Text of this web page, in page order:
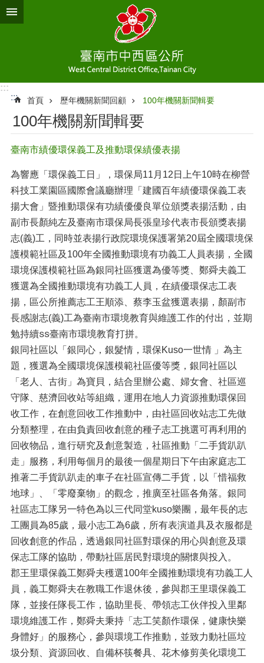
跳到主要內容區塊
:::
:::
首頁 歷年機關新聞回顧 100年機關新聞輯要
100年機關新聞輯要
臺南市績優環保義工及推動環保績優表揚
為響應「環保義工日」，環保局11月12日上午10時在柳營
科技工業園區國際會議廳辦理「建國百年績優環保義工表
揚大會」暨推動環保有功績優優良單位頒獎表揚活動，由
副市長顏純左及臺南市環保局長張皇珍代表市長頒獎表揚
志(義)工，同時並表揚行政院環境保護署第20屆全國環境保
護模範社區及100年全國推動環境有功義工人員表揚，全國
環境保護模範社區為銀同社區獲選為優等獎、鄭舜夫義工
獲選為全國推動環境有功義工人員，在績優環保志工表
揚，區公所推薦志工王順添、蔡李玉盆獲選表揚，顏副市
長感謝志(義)工為臺南市環境教育與維護工作的付出，並期
勉持續臺南市環境教育打拼。
銀同社區以「銀同心，銀髮情，環保Kuso一世情 」為主
題，獲選為全國環境保護模範社區優等獎，銀同社區以
「老人、古街」為寶貝，結合里辦公處、婦女會、社區巡
守隊、慈濟回收站等組織，運用在地人力資源推動環保回
收工作，在創意回收工作推動中，由社區回收站志工先做
分類整理，在由負責回收創意的種子志工挑選可再利用的
回收物品，進行研究及創意製造，社區推動「二手貨趴趴
走」服務，利用每個月的最後一個星期日下午由家庭志工
推著二手貨趴趴走的車子在社區宣傳二手貨，以「惜福救
地球」、「零廢棄物」的觀念，推廣至社區各角落。銀同
社區志工隊另一特色為以三代同堂kuso樂團，最年長的志
工團員為85歲，最小志工為6歲，所有表演道具及衣服都是
回收創意的作品，透過銀同社區對環保的用心與創意及環
保志工隊的協助，帶動社區居民對環境的關懷與投入。
郡王里環保義工鄭舜夫穫選100年全國推動環境有功義工人
員，義工鄭舜夫在教職工作退休後，參與郡王里環保義工
隊，並接任隊長工作，協助里長、帶領志工伙伴投入里鄰
環境維護工作，鄭舜夫秉持「志工笑顏作環保，健康快樂
身體好」的服務心，參與環境工作推動，並致力動社區垃
圾分類、資源回收、自備杯筷餐具、花木修剪美化環境工